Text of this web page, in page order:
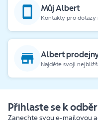
Můj Albert
Kontakty pro dotazy
Albert
Najděte svoji
Přihlaste se k
Zanechte svou e-mailovou